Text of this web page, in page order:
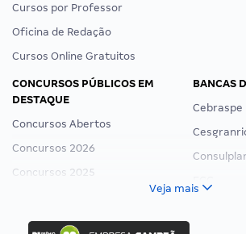
Cursos por Professor
Oficina de Redação
Cursos Online Gratuitos
CONCURSOS PÚBLICOS EM
DESTAQUE
Concursos Abertos
Concursos 2026
Concursos 2025
Concurso Nacional Unificado
Concurso Ibama
BANCAS
Cebraspe
Veja mais